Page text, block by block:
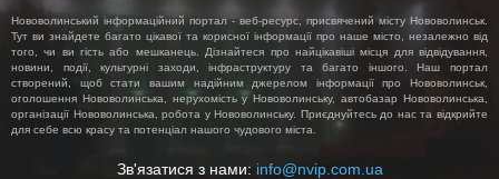
Нововолинський інформаційний портал - веб-ресурс, присвячений місту Нововолинськ.
Тут ви знайдете багато цікавої та корисної інформації про наше місто, незалежно від
того, чи ви гість або мешканець. Дізнайтеся про найцікавіші місця для відвідування,
новини, події, культурні заходи, інфраструктуру та багато іншого. Наш портал
створений, щоб стати вашим надійним джерелом інформації про Нововолинськ,
оголошення Нововолинська, нерухомість у Нововолинську, автобазар Нововолинська,
організації Нововолинська, робота у Нововолинську. Приєднуйтесь до нас та відкрийте
для себе всю красу та потенціал нашого чудового міста.
Зв'язатися з нами: info@nvip.com.ua